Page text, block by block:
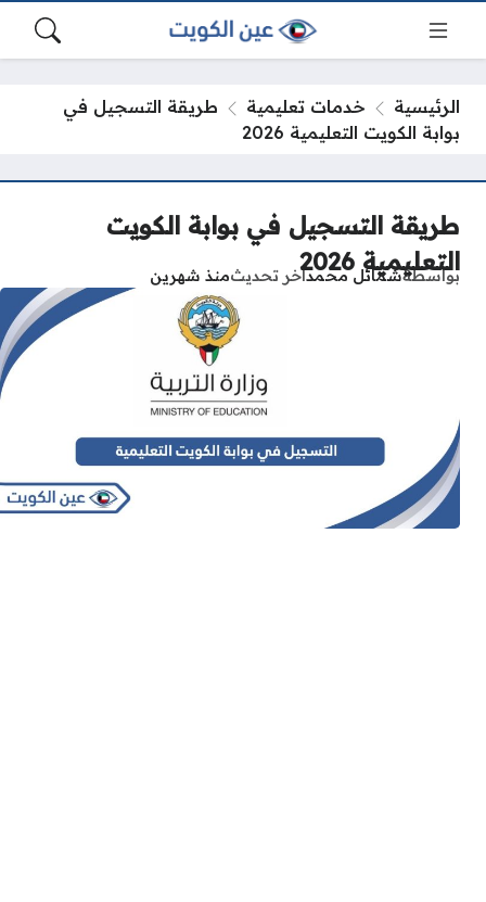
الرئيسية خدمات تعليمية
طريقة التسجيل في
بوابة الكويت التعليمية 2026
طريقة التسجيل في بوابة الكويت
التعليمية 2026
بواسطةشمائل محمدآخر تحديثمنذ شهرين